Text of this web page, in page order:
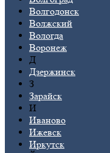
Волгодонск
Волжский
Вологда
Воронеж
Д
Дзержинск
З
Зарайск
И
Иваново
Ижевск
Иркутск